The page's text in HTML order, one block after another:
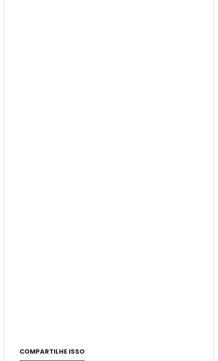
COMPARTILHE ISSO